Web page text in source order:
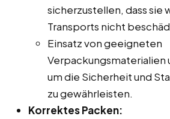
sicherzustellen, dass sie
Transports nicht
Einsatz von geeigneten
Verpackungsmaterialien
um die Sicherheit und
zu gewährleisten.
Korrektes Packen: